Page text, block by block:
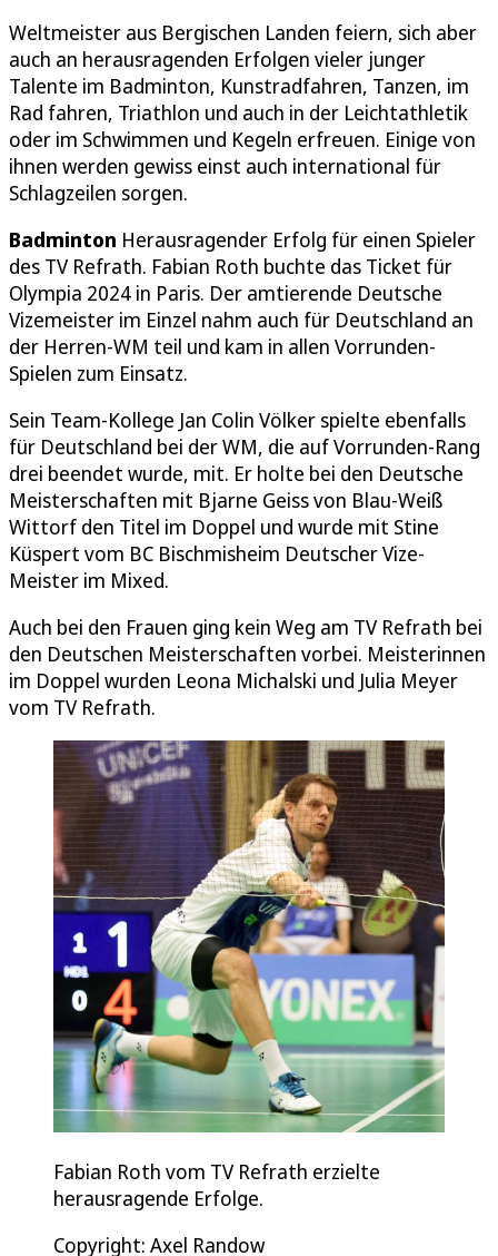
Weltmeister aus Bergischen Landen feiern, sich aber
auch an herausragenden Erfolgen vieler junger
Talente im Badminton, Kunstradfahren, Tanzen, im
Rad fahren, Triathlon und auch in der Leichtathletik
oder im Schwimmen und Kegeln erfreuen. Einige von
ihnen werden gewiss einst auch international für
Schlagzeilen sorgen.
Badminton Herausragender Erfolg für einen Spieler
des TV Refrath. Fabian Roth buchte das Ticket für
Olympia 2024 in Paris. Der amtierende Deutsche
Vizemeister im Einzel nahm auch für Deutschland an
der Herren-WM teil und kam in allen Vorrunden-
Spielen zum Einsatz.
Sein Team-Kollege Jan Colin Völker spielte ebenfalls
für Deutschland bei der WM, die auf Vorrunden-Rang
drei beendet wurde, mit. Er holte bei den Deutsche
Meisterschaften mit Bjarne Geiss von Blau-Weiß
Wittorf den Titel im Doppel und wurde mit Stine
Küspert vom BC Bischmisheim Deutscher Vize-
Meister im Mixed.
Auch bei den Frauen ging kein Weg am TV Refrath bei
den Deutschen Meisterschaften vorbei. Meisterinnen
im Doppel wurden Leona Michalski und Julia Meyer
vom TV Refrath.
Fabian Roth vom TV Refrath erzielte
herausragende Erfolge.
Copyright: Axel Randow